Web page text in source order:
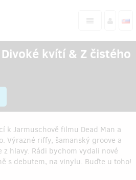
kvítí & Z čistého
k Jarmuschově filmu Dead Man a
Výrazné riffy, šamanský groove a
hlavy. Rádi bychom vydali nové
s debutem, na vinylu. Buďte u toho!